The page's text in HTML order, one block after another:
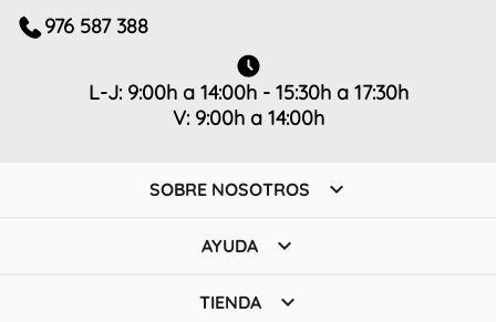
976 587 388
L-J: 9:00h a 14:00h - 15:30h a 17:30h
V: 9:00h a 14:00h
SOBRE NOSOTROS 
AYUDA 
TIENDA 